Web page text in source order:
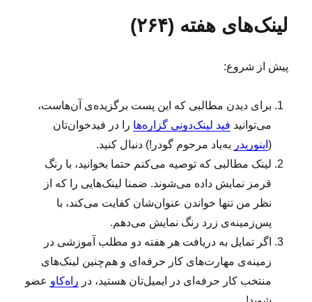
ا
د
ه
ی
ا
ز
و
ت
ل
ب
ر
ی
لینک‌های هفته (۲۶۴)
پیش از شروع:
برای دیدن مطالبی که این پست برگزیده‌ی آن‌هاست،
می‌توانید فید لینک‌دونی گزاره‌ها را در فیدخوان‌تان
( اینوریدر به‌یاد مرحوم گودر!) دنبال کنید.
لینک‌ مطالبی که توصیه می‌کنم حتما بخوانید، با رنگ
قرمز نمایش داده می‌شوند. ضمنا لینک‌هایی را که از
نظر من تنها خواندن عنوان‌شان کفایت می‌کند، با
پس‌زمینه‌ی زرد رنگ نمایش می‌دهم.
اگر تمایل به دریافت هر هفته دو مطلب آموزشی در
زمینه‌ی مهارت‌های کار حرفه‌ای و هم‌چنین لینک‌های
منتخب کار حرفه‌ای در ایمیل‌تان هستید، در راه‌کاو عضو